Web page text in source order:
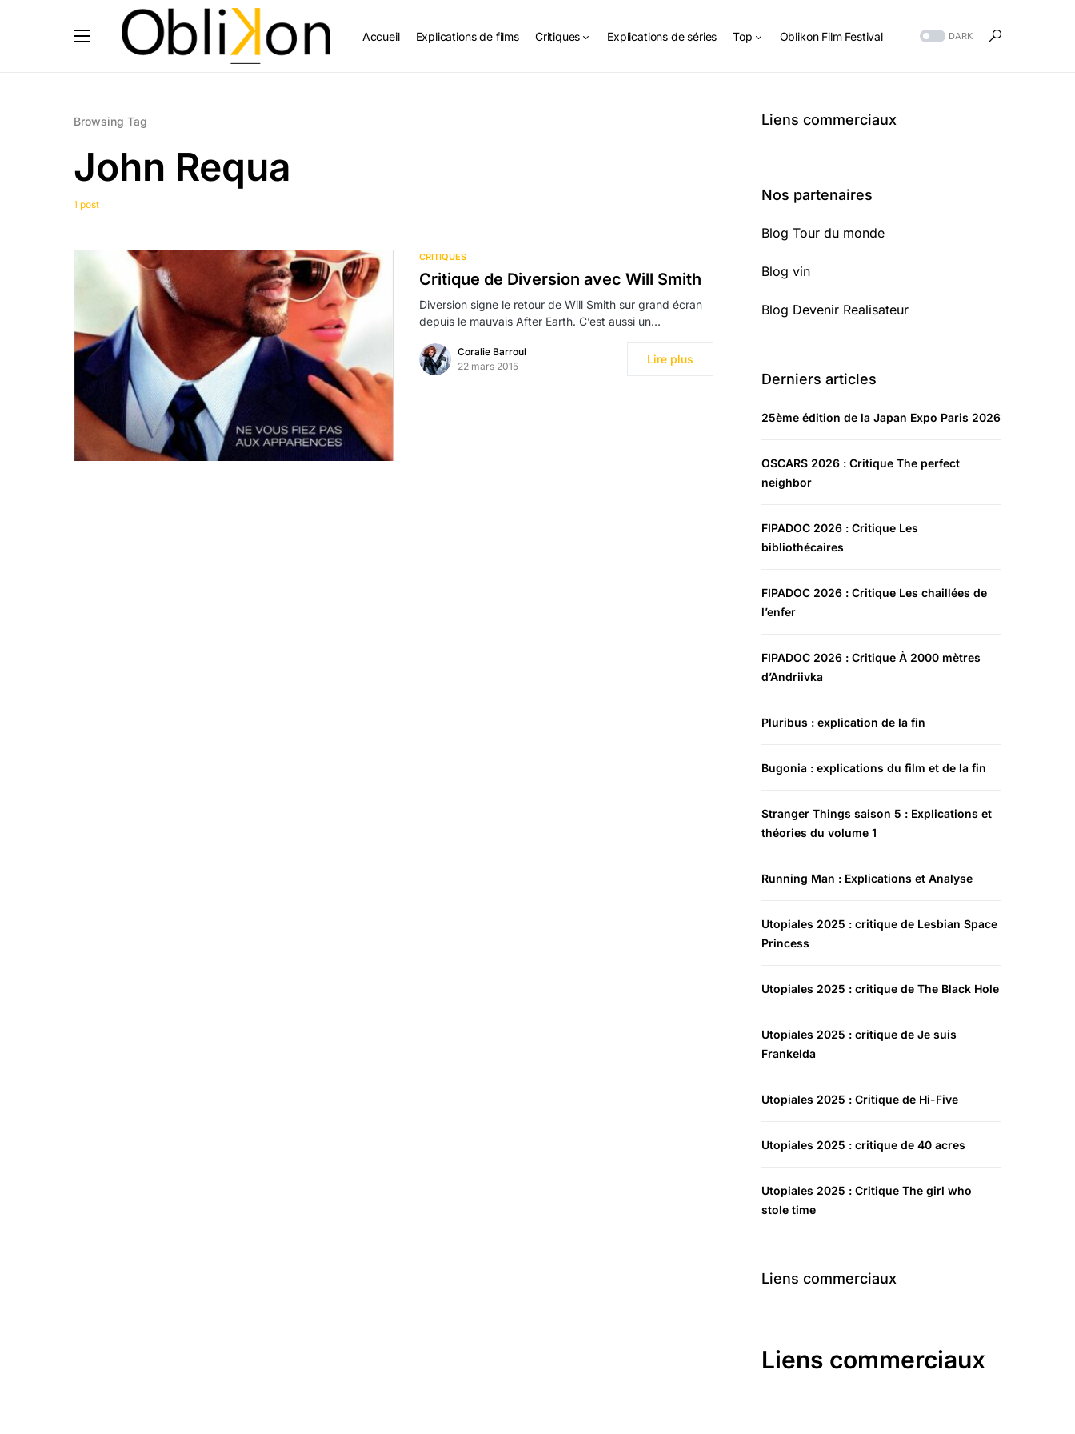
Accueil Explications de films Critiques Explications de séries Top Oblikon Film Festival DARK
Browsing Tag
John Requa
1 post
CRITIQUES
Critique de Diversion avec Will Smith
Diversion signe le retour de Will Smith sur grand écran
depuis le mauvais After Earth. C’est aussi un…
Coralie Barroul
22 mars 2015
Lire plus
Liens commerciaux
Nos partenaires
Blog Tour du monde
Blog vin
Blog Devenir Realisateur
Derniers articles
25ème édition de la Japan Expo Paris 2026
OSCARS 2026 : Critique The perfect
neighbor
FIPADOC 2026 : Critique Les
bibliothécaires
FIPADOC 2026 : Critique Les chaillées de
l’enfer
FIPADOC 2026 : Critique À 2000 mètres
d’Andriivka
Pluribus : explication de la fin
Bugonia : explications du film et de la fin
Stranger Things saison 5 : Explications et
théories du volume 1
Running Man : Explications et Analyse
Utopiales 2025 : critique de Lesbian Space
Princess
Utopiales 2025 : critique de The Black Hole
Utopiales 2025 : critique de Je suis
Frankelda
Utopiales 2025 : Critique de Hi-Five
Utopiales 2025 : critique de 40 acres
Utopiales 2025 : Critique The girl who
stole time
Liens commerciaux
Liens commerciaux